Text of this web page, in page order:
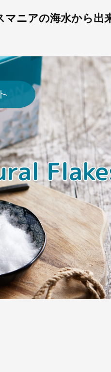
ニアの海水から出